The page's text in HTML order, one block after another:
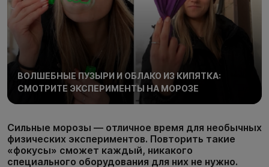
ВОЛШЕБНЫЕ ПУЗЫРИ И ОБЛАКО ИЗ КИПЯТКА:
СМОТРИТЕ ЭКСПЕРИМЕНТЫ НА МОРОЗЕ
Сильные морозы — отличное время для необычных
физических экспериментов. Повторить такие
«фокусы» сможет каждый, никакого
специального оборудования для них не нужно.